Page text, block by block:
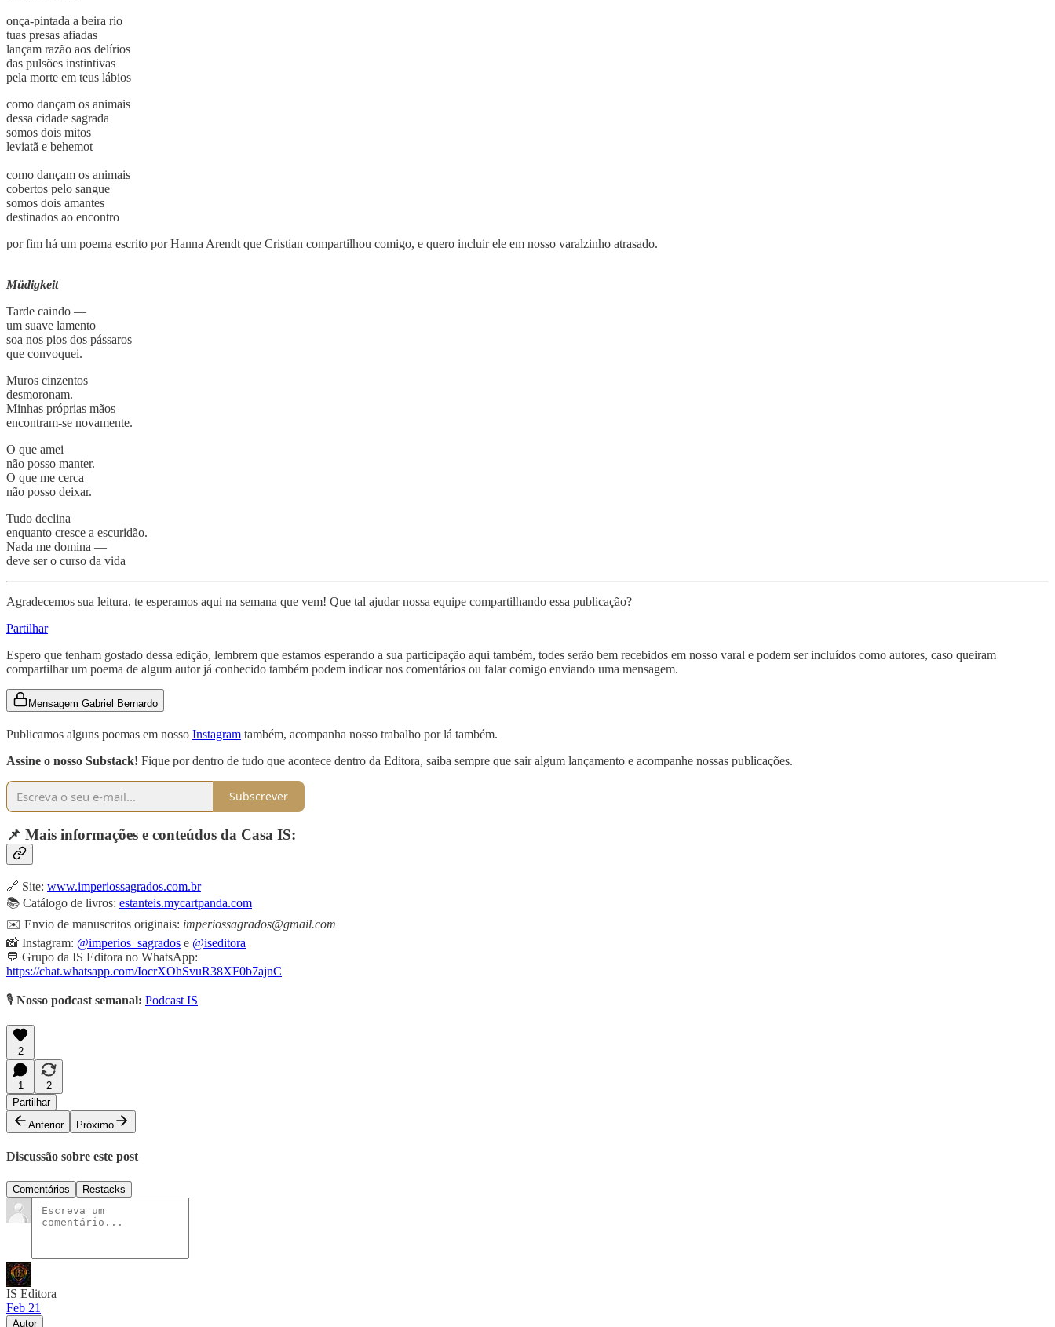
onça-pintada a beira rio
tuas presas afiadas
lançam razão aos delírios
das pulsões instintivas
pela morte em teus lábios
como dançam os animais
dessa cidade sagrada
somos dois mitos
leviatã e behemot
como dançam os animais
cobertos pelo sangue
somos dois amantes
destinados ao encontro
por fim há um poema escrito por Hanna Arendt que Cristian compartilhou comigo, e quero incluir ele em nosso varalzinho atrasado.
Müdigkeit
Tarde caindo —
um suave lamento
soa nos pios dos pássaros
que convoquei.
Muros cinzentos
desmoronam.
Minhas próprias mãos
encontram-se novamente.
O que amei
não posso manter.
O que me cerca
não posso deixar.
Tudo declina
enquanto cresce a escuridão.
Nada me domina —
deve ser o curso da vida
Agradecemos sua leitura, te esperamos aqui na semana que vem! Que tal ajudar nossa equipe compartilhando essa publicação?
Partilhar
Espero que tenham gostado dessa edição, lembrem que estamos esperando a sua participação aqui também, todes serão bem recebidos em nosso varal e podem ser incluídos como autores, caso queiram
compartilhar um poema de algum autor já conhecido também podem indicar nos comentários ou falar comigo enviando uma mensagem.
Mensagem Gabriel Bernardo
Publicamos alguns poemas em nosso Instagram também, acompanha nosso trabalho por lá também.
Assine o nosso Substack! Fique por dentro de tudo que acontece dentro da Editora, saiba sempre que sair algum lançamento e acompanhe nossas publicações.
Subscrever
📌 Mais informações e conteúdos da Casa IS:
🔗 Site: www.imperiossagrados.com.br
📚 Catálogo de livros: estanteis.mycartpanda.com
✉️ Envio de manuscritos originais: imperiossagrados@gmail.com
📸 Instagram: @imperios_sagrados e @iseditora
💬 Grupo da IS Editora no WhatsApp:
https://chat.whatsapp.com/IocrXOhSvuR38XF0b7ajnC
🎙️ Nosso podcast semanal: Podcast IS
2
1
2
Partilhar
Anterior
Próximo
Discussão sobre este post
Comentários Restacks
IS Editora
Feb 21
Autor